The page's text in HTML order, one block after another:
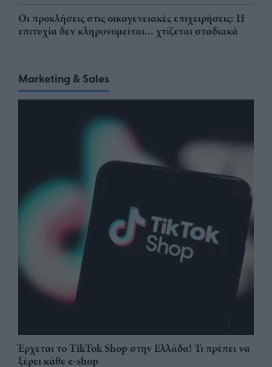
Οι προκλήσεις στις οικογενειακές επιχειρήσεις: Η
επιτυχία δεν κληρονομείται... χτίζεται σταδιακά
Marketing & Sales
Έρχεται το TikTok Shop στην Ελλάδα! Τι πρέπει να
ξέρει κάθε e-shop